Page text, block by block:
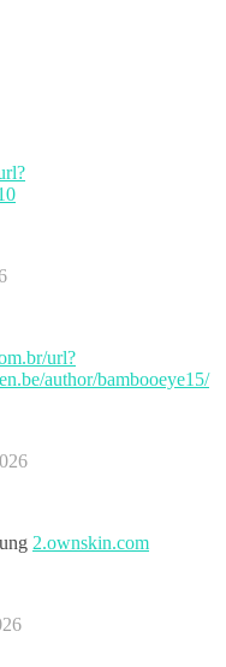
url?
author/bambooeye15/
2.ownskin.com